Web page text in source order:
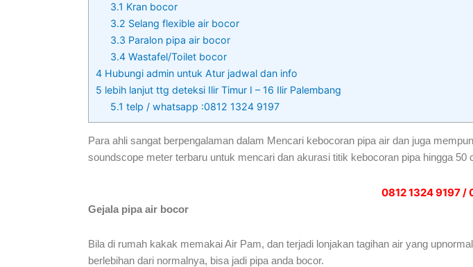
3.1 Kran bocor
3.2 Selang flexible air bocor
3.3 Paralon pipa air bocor
3.4 Wastafel/Toilet bocor
4 Hubungi admin untuk Atur jadwal dan info
5 lebih lanjut ttg deteksi Ilir Timur I – 16 Ilir Palembang
5.1 telp / whatsapp :0812 1324 9197
Para ahli sangat berpengalaman dalam Mencari kebocoran pipa air dan juga
soundscope meter terbaru untuk mencari dan akurasi titik kebocoran pipa hingga 50
0812 1324 9197 /
Gejala pipa air bocor
Bila di rumah kakak memakai Air Pam, dan terjadi lonjakan tagihan air yang
berlebihan dari normalnya, bisa jadi pipa anda bocor.